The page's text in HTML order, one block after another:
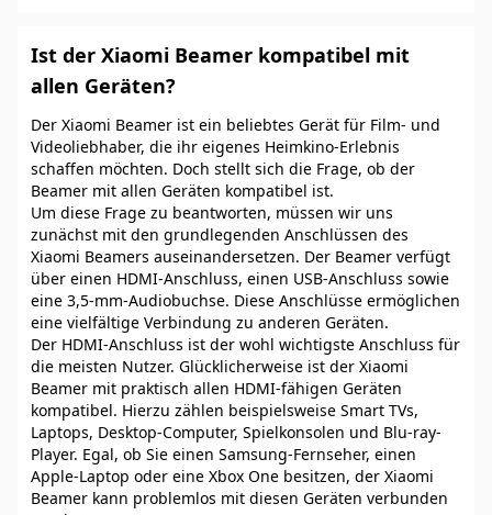
Ist der Xiaomi Beamer kompatibel mit
allen Geräten?
Der Xiaomi Beamer ist ein beliebtes Gerät für Film- und
Videoliebhaber, die ihr eigenes Heimkino-Erlebnis
schaffen möchten. Doch stellt sich die Frage, ob der
Beamer mit allen Geräten kompatibel ist.
Um diese Frage zu beantworten, müssen wir uns
zunächst mit den grundlegenden Anschlüssen des
Xiaomi Beamers auseinandersetzen. Der Beamer verfügt
über einen HDMI-Anschluss, einen USB-Anschluss sowie
eine 3,5-mm-Audiobuchse. Diese Anschlüsse ermöglichen
eine vielfältige Verbindung zu anderen Geräten.
Der HDMI-Anschluss ist der wohl wichtigste Anschluss für
die meisten Nutzer. Glücklicherweise ist der Xiaomi
Beamer mit praktisch allen HDMI-fähigen Geräten
kompatibel. Hierzu zählen beispielsweise Smart TVs,
Laptops, Desktop-Computer, Spielkonsolen und Blu-ray-
Player. Egal, ob Sie einen Samsung-Fernseher, einen
Apple-Laptop oder eine Xbox One besitzen, der Xiaomi
Beamer kann problemlos mit diesen Geräten verbunden